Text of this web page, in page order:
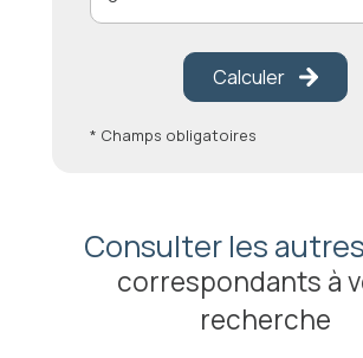
Calculer
* Champs obligatoires
Consulter les
correspondants à
recherche